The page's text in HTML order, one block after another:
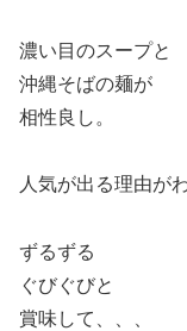
濃い目のスープと
沖縄そばの麺が
相性良し。
人気が出る理由が
ずるずる
ぐびぐびと
賞味して、、、